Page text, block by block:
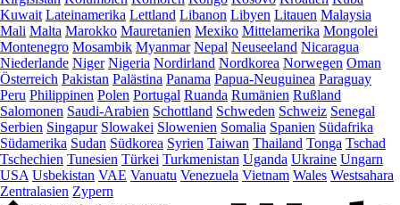
Kuwait Lateinamerika Lettland Libanon Libyen Litauen Malaysia
Mali Malta Marokko Mauretanien Mexiko Mittelamerika Mongolei
Montenegro Mosambik Myanmar Nepal Neuseeland Nicaragua
Niederlande Niger Nigeria Nordirland Nordkorea Norwegen Oman
Österreich Pakistan Palästina Panama Papua-Neuguinea Paraguay
Peru Philippinen Polen Portugal Ruanda Rumänien Rußland
Salomonen Saudi-Arabien Schottland Schweden Schweiz Senegal
Serbien Singapur Slowakei Slowenien Somalia Spanien Südafrika
Südamerika Sudan Südkorea Syrien Taiwan Thailand Tonga Tschad
Tschechien Tunesien Türkei Turkmenistan Uganda Ukraine Ungarn
USA Usbekistan VAE Vanuatu Venezuela Vietnam Wales Westsahara
Zentralasien Zypern